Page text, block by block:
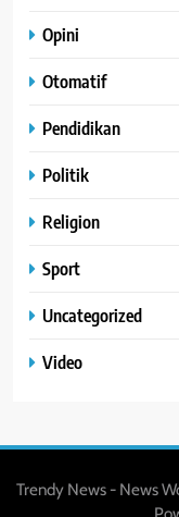
Opini
Otomatif
Pendidikan
Politik
Religion
Sport
Uncategorized
Video
Trendy News - News